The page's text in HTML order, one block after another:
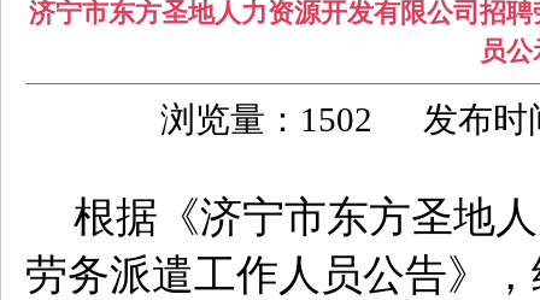
济宁市东方圣地人力资源开发有限公司招
员公
浏览量：1502 发布时
根据 《济宁市东方圣地
劳务派遣工作人员公告》